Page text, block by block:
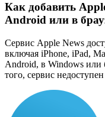
Как добавить
Android или в
Сервис Apple News
включая iPhone, iPad,
Android, в Windows или
того, сервис